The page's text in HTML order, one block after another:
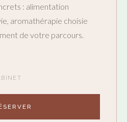
: alimentation
aromathérapie choisie
de votre parcours.